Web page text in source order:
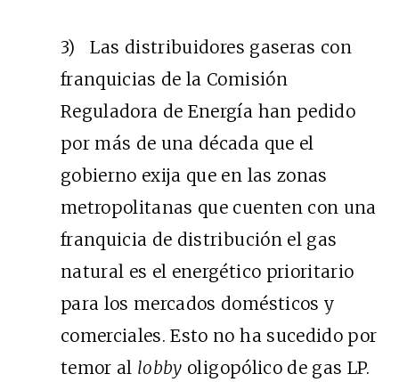
3) Las distribuidores gaseras con
franquicias de la Comisión
Reguladora de Energía han pedido
por más de una década que el
gobierno exija que en las zonas
metropolitanas que cuenten con una
franquicia de distribución el gas
natural es el energético prioritario
para los mercados domésticos y
comerciales. Esto no ha sucedido por
temor al lobby oligopólico de gas LP.